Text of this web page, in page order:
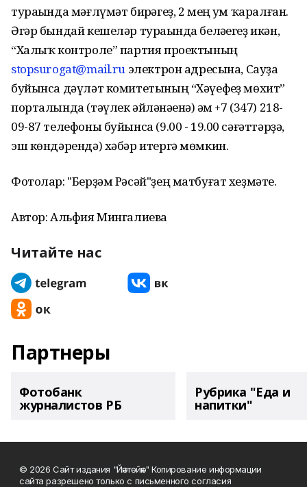
тураһында мәғлүмәт бирһәгеҙ, 2 мең һум ҡаралған.
Әгәр бындай кешеләр тураһында беләһегеҙ икән,
“Халыҡ контроле” партия проектының
stopsurogat@mail.ru электрон адресына, Сауҙа
буйынса дәүләт комитетының “Хәүефһеҙ мөхит”
порталында (тәүлек әйләнәһенә) һәм +7 (347) 218-
09-87 телефоны буйынса (9.00 - 19.00 сәғәттәрҙә,
эш көндәрендә) хәбәр итергә мөмкин.
Фотолар: "Берҙәм Рәсәй"ҙең матбуғат хеҙмәте.
Автор: Альфия Мингалиева
Читайте нас
Партнеры
Фотобанк
журналистов РБ
Рубрика "Еда и
напитки"
© 2026 Сайт издания "Йәнтөйәк" Копирование информации
сайта разрешено только с письменного согласия